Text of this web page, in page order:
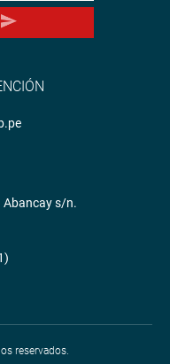
Abancay s/n.
reservados.